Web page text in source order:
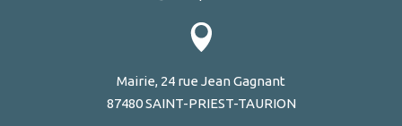
Mairie, 24 rue Jean Gagnant
87480 SAINT-PRIEST-TAURION